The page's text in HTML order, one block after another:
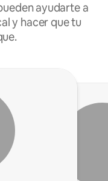
ayudarte a
y hacer que tu